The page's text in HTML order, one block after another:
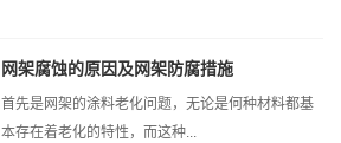
网架腐蚀的原因及网架防腐措施
首先是网架的涂料老化问题，无论是何种材料都基
本存在着老化的特性，而这种...